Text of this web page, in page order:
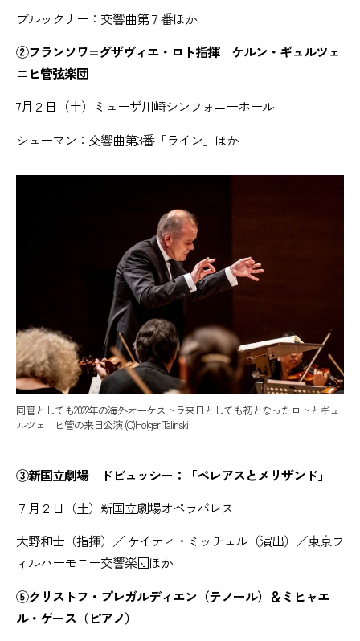
ブルックナー：交響曲第７番ほか
②フランソワ=グザヴィエ・ロト指揮 ケルン・ギュルツェ
ニヒ管弦楽団
7月２日（土）ミューザ川崎シンフォニーホール
シューマン：交響曲第3番「ライン」ほか
同管としても2022年の海外オーケストラ来日としても初となったロトとギュ
ルツェニヒ管の来日公演 (C)Holger Talinski
③新国立劇場 ドビュッシー：「ペレアスとメリザンド」
７月２日（土）新国立劇場オペラパレス
大野和士（指揮）／ ケイティ・ミッチェル（演出）／東京フ
ィルハーモニー交響楽団ほか
⑤クリストフ・プレガルディエン（テノール）＆ミヒャエ
ル・ゲース（ピアノ）